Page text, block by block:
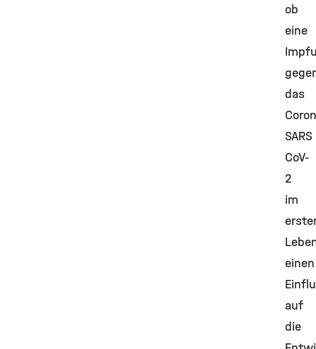
ob
eine
das
SARS
CoV-
2
im
einen
auf
die